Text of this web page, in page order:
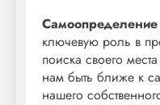
Самоопределение
ключевую роль в
поиска своего
нам быть ближе к
нашего